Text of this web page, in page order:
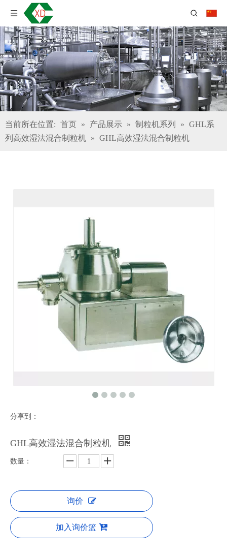
当前所在位置: 首页 » 产品展示 » 制粒机系列 » GHL系
列高效湿法混合制粒机 » GHL高效湿法混合制粒机
分享到：
GHL高效湿法混合制粒机
数量：
询价
加入询价篮